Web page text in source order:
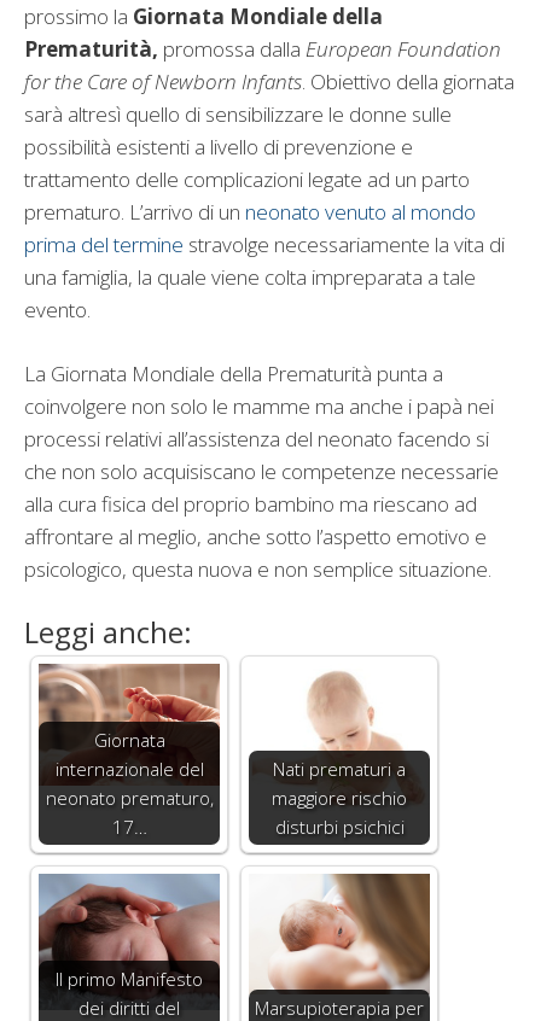
prossimo la Giornata Mondiale della
Prematurità, promossa dalla European Foundation
for the Care of Newborn Infants. Obiettivo della giornata
sarà altresì quello di sensibilizzare le donne sulle
possibilità esistenti a livello di prevenzione e
trattamento delle complicazioni legate ad un parto
prematuro. L’arrivo di un neonato venuto al mondo
prima del termine stravolge necessariamente la vita di
una famiglia, la quale viene colta impreparata a tale
evento.
La Giornata Mondiale della Prematurità punta a
coinvolgere non solo le mamme ma anche i papà nei
processi relativi all’assistenza del neonato facendo si
che non solo acquisiscano le competenze necessarie
alla cura fisica del proprio bambino ma riescano ad
affrontare al meglio, anche sotto l’aspetto emotivo e
psicologico, questa nuova e non semplice situazione.
Leggi anche:
Giornata
internazionale del
neonato prematuro,
17…
Nati prematuri a
maggiore rischio
disturbi psichici
Il primo Manifesto
dei diritti del
Marsupioterapia per